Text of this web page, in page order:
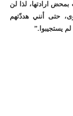
بمحض ارادتها، لذا لن
حتى أنني هددّتهم
يستجيبوا.”